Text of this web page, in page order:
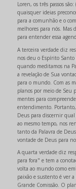
Loren, os três passos
quaisquer ideias
para a comunhão e o
melhores para nós. Mas
para entender essa
A terceira verdade diz
nos deu o Espírito Santo
quando meditamos na
a revelação de Sua
para o mundo. Com as
planos por meio de Seu
mentes para
entendimento. Portanto,
Deus para discernir qual
ao mesmo tempo, nos
tanto da Palavra de
vontade de Deus para
A quarta verdade diz
para fora" e tem a
volta ao mundo como
paixão e sustento é ver
Grande Comissão. O